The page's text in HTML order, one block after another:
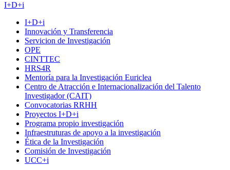
I+D+i
I+D+i
Innovación y Transferencia
Servicion de Investigación
OPE
CINTTEC
HRS4R
Mentoría para la Investigación Euriclea
Centro de Atracción e Internacionalización del Talento
Investigador (CAIT)
Convocatorias RRHH
Proyectos I+D+i
Programa propio investigación
Infraestruturas de apoyo a la investigación
Ética de la Investigación
Comisión de Investigación
UCC+i